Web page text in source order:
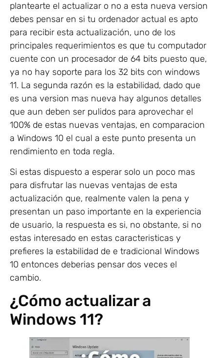
plantearte el actualizar o no a esta nueva version
debes pensar en si tu ordenador actual es apto
para recibir esta actualización, uno de los
principales requerimientos es que tu computador
cuente con un procesador de 64 bits puesto que,
ya no hay soporte para los 32 bits con windows
11. La segunda razón es la estabilidad, dado que
es una version mas nueva hay algunos detalles
que aun deben ser pulidos para aprovechar el
100% de estas nuevas ventajas, en comparacion
a Windows 10 el cual a este punto presenta un
rendimiento en toda regla.
Si estas dispuesto a esperar solo un poco mas
para disfrutar las nuevas ventajas de esta
actualización que, realmente valen la pena y
presentan un paso importante en la experiencia
de usuario, la respuesta es si, no obstante, si no
estas interesado en estas caracteristicas y
prefieres la estabilidad de e tradicional Windows
10 entonces deberias pensar dos veces el
cambio.
¿Cómo actualizar a
Windows 11?